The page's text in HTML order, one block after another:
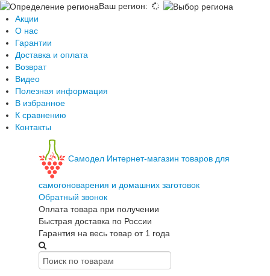
Ваш регион:
Акции
О нас
Гарантии
Доставка и оплата
Возврат
Видео
Полезная информация
В избранное
К сравнению
Контакты
Самодел Интернет-магазин товаров для
самогоноварения и домашних заготовок
Обратный звонок
Оплата товара при получении
Быстрая доставка по России
Гарантия на весь товар от 1 года